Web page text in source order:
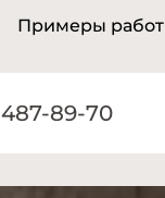
Примеры работ
89-70